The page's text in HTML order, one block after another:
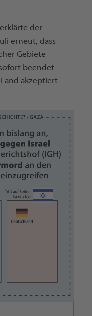
der
erneut, dass
Gebiete
beendet
akzeptiert